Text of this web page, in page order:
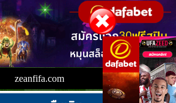
zeanfifa.com